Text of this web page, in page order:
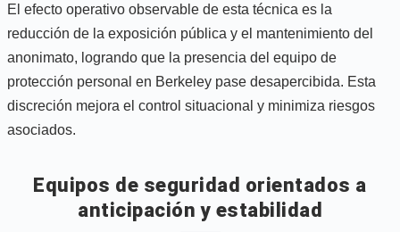
El efecto operativo observable de esta técnica es la
reducción de la exposición pública y el mantenimiento del
anonimato, logrando que la presencia del equipo de
protección personal en Berkeley pase desapercibida. Esta
discreción mejora el control situacional y minimiza riesgos
asociados.
Equipos de seguridad orientados a
anticipación y estabilidad